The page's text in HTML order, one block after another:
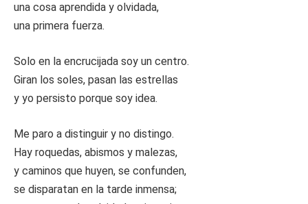
una cosa aprendida y olvidada,
una primera fuerza.
Solo en la encrucijada soy un centro.
Giran los soles, pasan las estrellas
y yo persisto porque soy idea.
Me paro a distinguir y no distingo.
Hay roquedas, abismos y malezas,
y caminos que huyen, se confunden,
se disparatan en la tarde inmensa;